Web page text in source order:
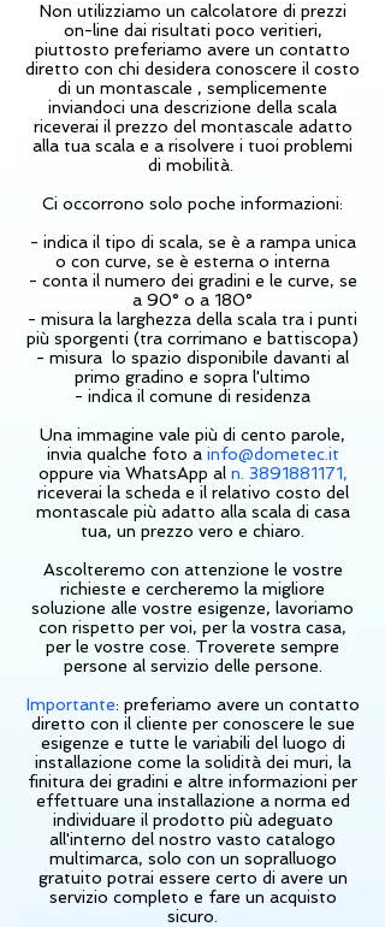
Non utilizziamo un calcolatore di prezzi
on-line dai risultati poco veritieri,
piuttosto preferiamo avere un contatto
diretto con chi desidera conoscere il costo
di un montascale , semplicemente
inviandoci una descrizione della scala
riceverai il prezzo del montascale adatto
alla tua scala e a risolvere i tuoi problemi
di mobilità.
Ci occorrono solo poche informazioni:
- indica il tipo di scala, se è a rampa unica
o con curve, se è esterna o interna
- conta il numero dei gradini e le curve, se
a 90° o a 180°
- misura la larghezza della scala tra i punti
più sporgenti (tra corrimano e battiscopa)
- misura lo spazio disponibile davanti al
primo gradino e sopra l'ultimo
- indica il comune di residenza
Una immagine vale più di cento parole,
invia qualche foto a info@dometec.it
oppure via WhatsApp aln. 3891881171,
riceverai la scheda e il relativo costo del
montascale più adatto alla scala di casa
tua, un prezzo vero e chiaro.
Ascolteremo con attenzione le vostre
richieste e cercheremo la migliore
soluzione alle vostre esigenze, lavoriamo
con rispetto per voi, per la vostra casa,
per le vostre cose. Troverete sempre
persone al servizio delle persone.
Importante: preferiamo avere un contatto
diretto con il cliente per conoscere le sue
esigenze e tutte le variabili del luogo di
installazione come la solidità dei muri, la
finitura dei gradini e altre informazioni per
effettuare una installazione a norma ed
individuare il prodotto più adeguato
all'interno del nostro vasto catalogo
multimarca, solo con un sopralluogo
gratuito potrai essere certo di avere un
servizio completo e fare un acquisto
sicuro.